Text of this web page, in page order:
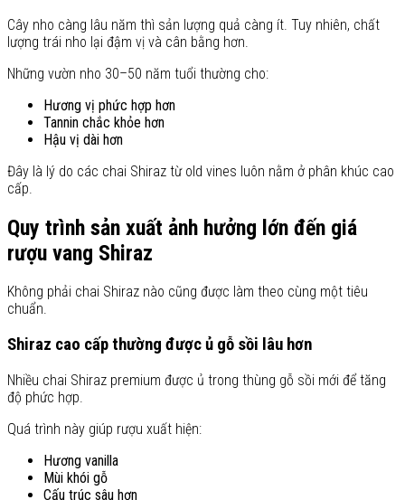
Cây nho càng lâu năm thì sản lượng quả càng ít. Tuy nhiên, chất
lượng trái nho lại đậm vị và cân bằng hơn.
Những vườn nho 30–50 năm tuổi thường cho:
Hương vị phức hợp hơn
Tannin chắc khỏe hơn
Hậu vị dài hơn
Đây là lý do các chai Shiraz từ old vines luôn nằm ở phân khúc cao
cấp.
Quy trình sản xuất ảnh hưởng lớn đến giá
rượu vang Shiraz
Không phải chai Shiraz nào cũng được làm theo cùng một tiêu
chuẩn.
Shiraz cao cấp thường được ủ gỗ sồi lâu hơn
Nhiều chai Shiraz premium được ủ trong thùng gỗ sồi mới để tăng
độ phức hợp.
Quá trình này giúp rượu xuất hiện:
Hương vanilla
Mùi khói gỗ
Cấu trúc sâu hơn